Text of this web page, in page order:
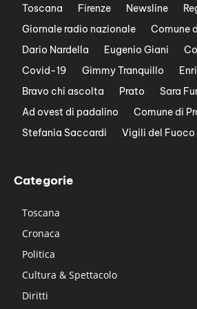
Toscana Firenze Newsline
Giornale radio nazionale
Comune
Dario Nardella
Eugenio Giani
Covid-19
Gimmy Tranquillo
Bravo chi ascolta
Prato Sara
Ad ovest di padalino
Comune di
Stefania Saccardi
Vigili del Fuoco
Categorie
Toscana
Cronaca
Politica
Cultura & Spettacolo
Diritti